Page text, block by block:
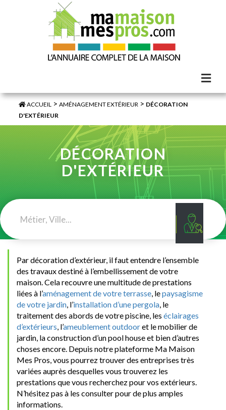
ACCUEIL >AMÉNAGEMENT EXTÉRIEUR > DÉCORATION
D'EXTÉRIEUR
DÉCORATION
D'EXTÉRIEUR
Par décoration d’extérieur, il faut entendre l’ensemble
des travaux destiné à l’embellissement de votre
maison. Cela recouvre une multitude de prestations
liées à l’aménagement de votre terrasse, lepaysagisme
de votre jardin, l’installation d’une pergola, le
traitement des abords de votre piscine, les éclairages
d’extérieurs, l’ameublement outdooret le mobilier de
jardin, la construction d’un pool house et bien d’autres
choses encore. Depuis notre plateforme Ma Maison
Mes Pros, vous pourrez trouver des entreprises très
variées auprès desquelles vous trouverez les
prestations que vous recherchez pour vos extérieurs.
N’hésitez pas à les consulter pour de plus amples
informations.